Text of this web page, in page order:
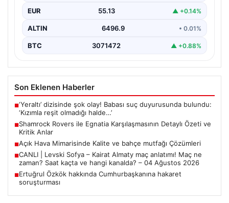
bir…
EUR 55.13 ▲ +0.14%
ALTIN 6496.9 • 0.01%
BTC 3071472 ▲ +0.88%
Son Eklenen Haberler
■‘Yeraltı’ dizisinde şok olay! Babası suç duyurusunda bulundu:
‘Kızımla reşit olmadığı halde…’
■Shamrock Rovers ile Egnatia Karşılaşmasının Detaylı Özeti ve
Kritik Anlar
■Açık Hava Mimarisinde Kalite ve bahçe mutfağı Çözümleri
■CANLI | Levski Sofya – Kairat Almaty maç anlatımı! Maç ne
zaman? Saat kaçta ve hangi kanalda? – 04 Ağustos 2026
■Ertuğrul Özkök hakkında Cumhurbaşkanına hakaret
soruşturması